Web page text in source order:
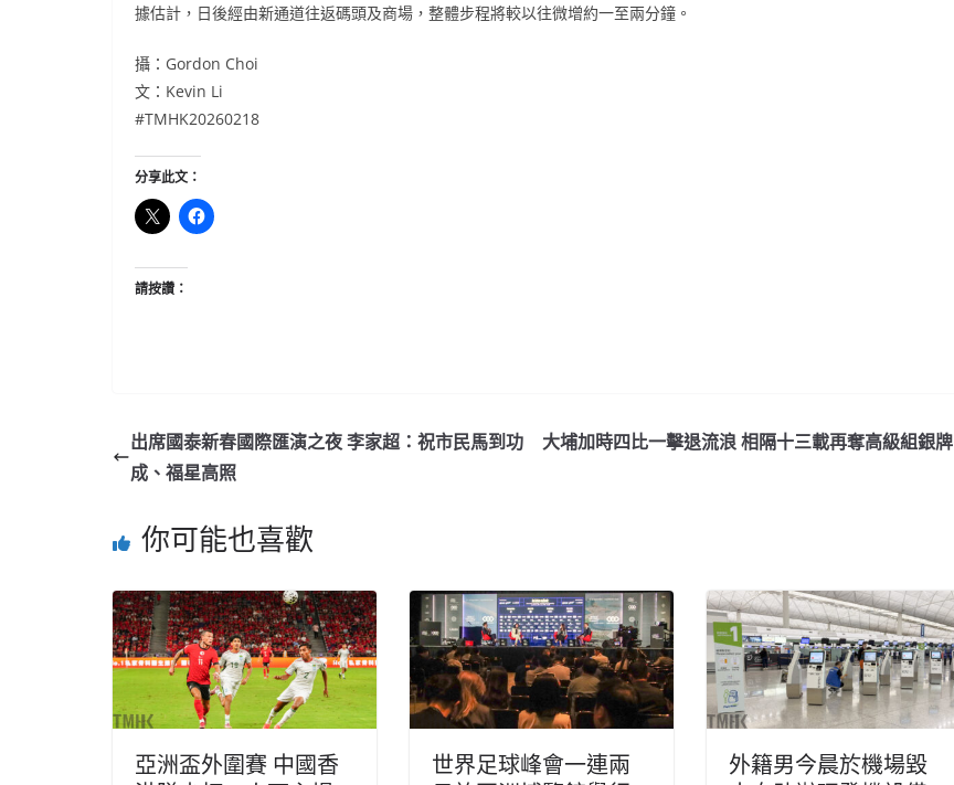
據估計，日後經由新通道往返碼頭及商場，整體步程將較以往微增約一至兩分鐘。
攝：Gordon Choi
文：Kevin Li
#TMHK20260218
分享此文：
請按讚：
出席國泰新春國際匯演之夜 李家超：祝市民馬到功
成、福星高照
大埔加時四比一擊退流浪 相隔十三載再奪高級組銀牌
你可能也喜歡
亞洲盃外圍賽 中國香
世界足球峰會一連兩
外籍男今晨於機場毀